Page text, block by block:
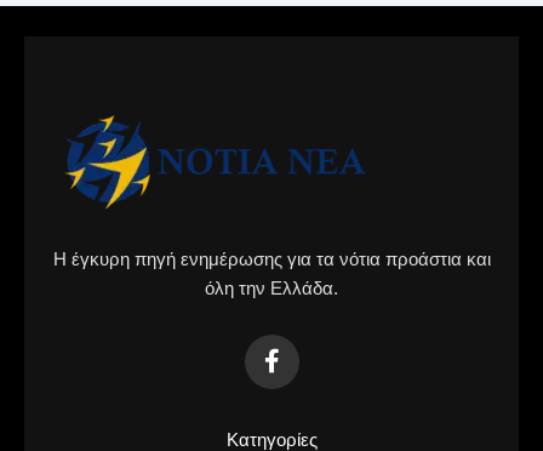
Η έγκυρη πηγή ενημέρωσης για τα νότια προάστια και
όλη την Ελλάδα.
Κατηγορίες